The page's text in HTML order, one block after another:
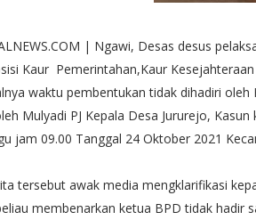
| Ngawi, Desas desus
Kaur Pemerintahan,Kaur
waktu pembentukan tidak dihadiri
Mulyadi PJ Kepala Desa Jururejo,
jam 09.00 Tanggal 24 Oktober 2021
tersebut awak media mengklarifikasi
membenarkan ketua BPD tidak